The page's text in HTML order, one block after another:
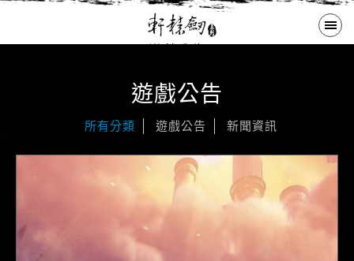
購買啟動碼
下載更新
大宇商城
遊戲公告
所有分類 遊戲公告 新聞資訊